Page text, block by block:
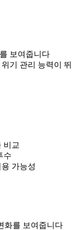
보여줍니다
기 관리 능력이 뛰
비교
수
가능성
화를 보여줍니다